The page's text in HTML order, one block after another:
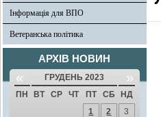
Інформація для ВПО
Ветеранська політика
АРХІВ НОВИН
« ГРУДЕНЬ 2023 »
ПН ВТ СР ЧТ ПТ СБ
НД
1
2
3